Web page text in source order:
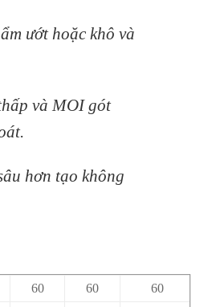
ướt hoặc khô và
và MOI gót
hơn tạo không
60 60 60